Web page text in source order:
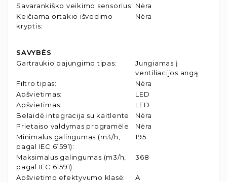
Savarankiško veikimo sensorius: Nėra
Keičiama ortakio išvedimo
kryptis:
Nėra
SAVYBĖS
Gartraukio pajungimo tipas:
Jungiamas į
ventiliacijos angą
Filtro tipas:
Nėra
Apšvietimas:
LED
Apšvietimas:
LED
Belaidė integracija su kaitlente:
Nėra
Prietaiso valdymas programėle:
Nėra
Minimalus galingumas (m3/h,
pagal IEC 61591):
195
Maksimalus galingumas (m3/h,
pagal IEC 61591):
368
Apšvietimo efektyvumo klasė:
A